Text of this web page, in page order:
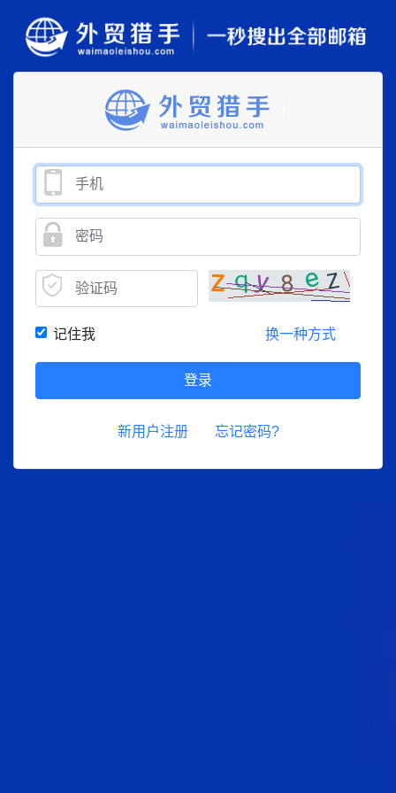
记住我 换一种方式
登录
新用户注册 忘记密码?